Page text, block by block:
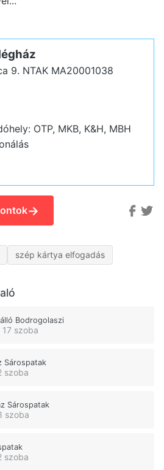
9. NTAK MA20001038
OTP, MKB, K&H, MBH
→
szép kártya elfogadás
Bodrogolaszi
szoba
Sárospatak
szoba
Sárospatak
szoba
szoba